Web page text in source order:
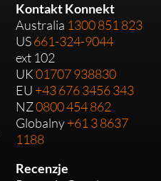
Kontakt Konnekt
Australia 1300 851 823
US661-324-9044
ext 102
UK01707 938830
EU +43 676 3456 343
NZ0800 454 862
Globalny+61 3 8637
1188
Recenzje